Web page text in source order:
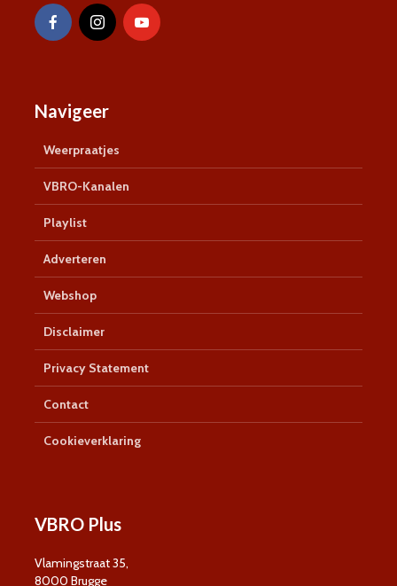
Navigeer
Weerpraatjes
VBRO-Kanalen
Playlist
Adverteren
Webshop
Disclaimer
Privacy Statement
Contact
Cookieverklaring
VBRO Plus
Vlamingstraat 35,
8000 Brugge